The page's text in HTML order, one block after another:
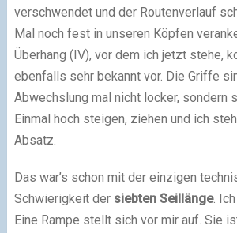
verschwendet und der Routenverlauf
Mal noch fest in unseren Köpfen
Überhang (IV), vor dem ich jetzt stehe,
ebenfalls sehr bekannt vor. Die Griffe
Abwechslung mal nicht locker, sondern
Einmal hoch steigen, ziehen und ich
Absatz.
Das war’s schon mit der einzigen
Schwierigkeit der siebten Seillänge.
Eine Rampe stellt sich vor mir auf. Sie